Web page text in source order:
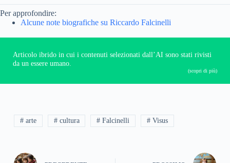
Per approfondire:
Alcune note biografiche su Riccardo Falcinelli
Articolo ibrido in cui i contenuti selezionati dall’AI sono stati rivisti
da un essere umano.
(scopri di più)
# arte # cultura # Falcinelli # Visus